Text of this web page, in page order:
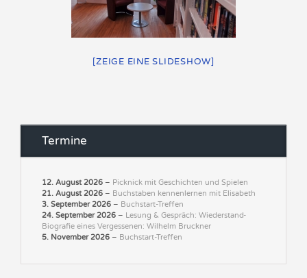
[ZEIGE EINE SLIDESHOW]
Termine
12. August 2026 – Picknick mit Geschichten und Spielen
21. August 2026 – Buchstaben kennenlernen mit Elisabeth
3. September 2026 – Buchstart-Treffen
24. September 2026 – Lesung & Gespräch: Wiederstand-
Biografie eines Vergessenen: Wilhelm Bruckner
5. November 2026 – Buchstart-Treffen